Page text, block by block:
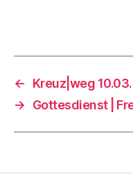
←
Kreuz|weg
→
Gottesdienst |